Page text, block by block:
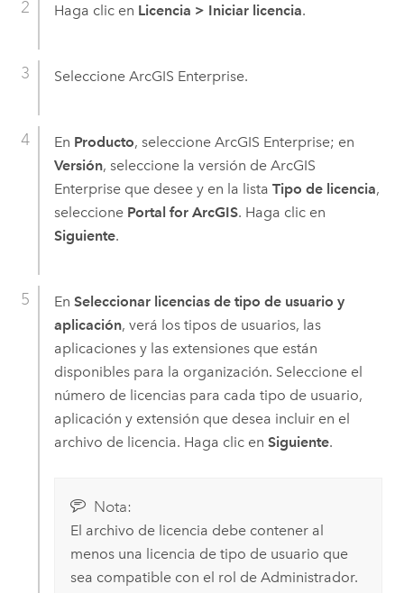
Haga clic en Licencia > Iniciar licencia.
Seleccione ArcGIS Enterprise.
En Producto, seleccione ArcGIS Enterprise; en
Versión, seleccione la versión de ArcGIS
Enterpriseque desee y en la lista Tipo de licencia,
seleccione Portal for ArcGIS. Haga clic en
Siguiente.
En Seleccionar licencias de tipo de usuario y
aplicación, verá los tipos de usuarios, las
aplicaciones y las extensiones que están
disponibles para la organización. Seleccione el
número de licencias para cada tipo de usuario,
aplicación y extensión que desea incluir en el
archivo de licencia. Haga clic en Siguiente.
Nota:
El archivo de licencia debe contener al
menos una licencia de tipo de usuario que
sea compatible con el rol de Administrador.